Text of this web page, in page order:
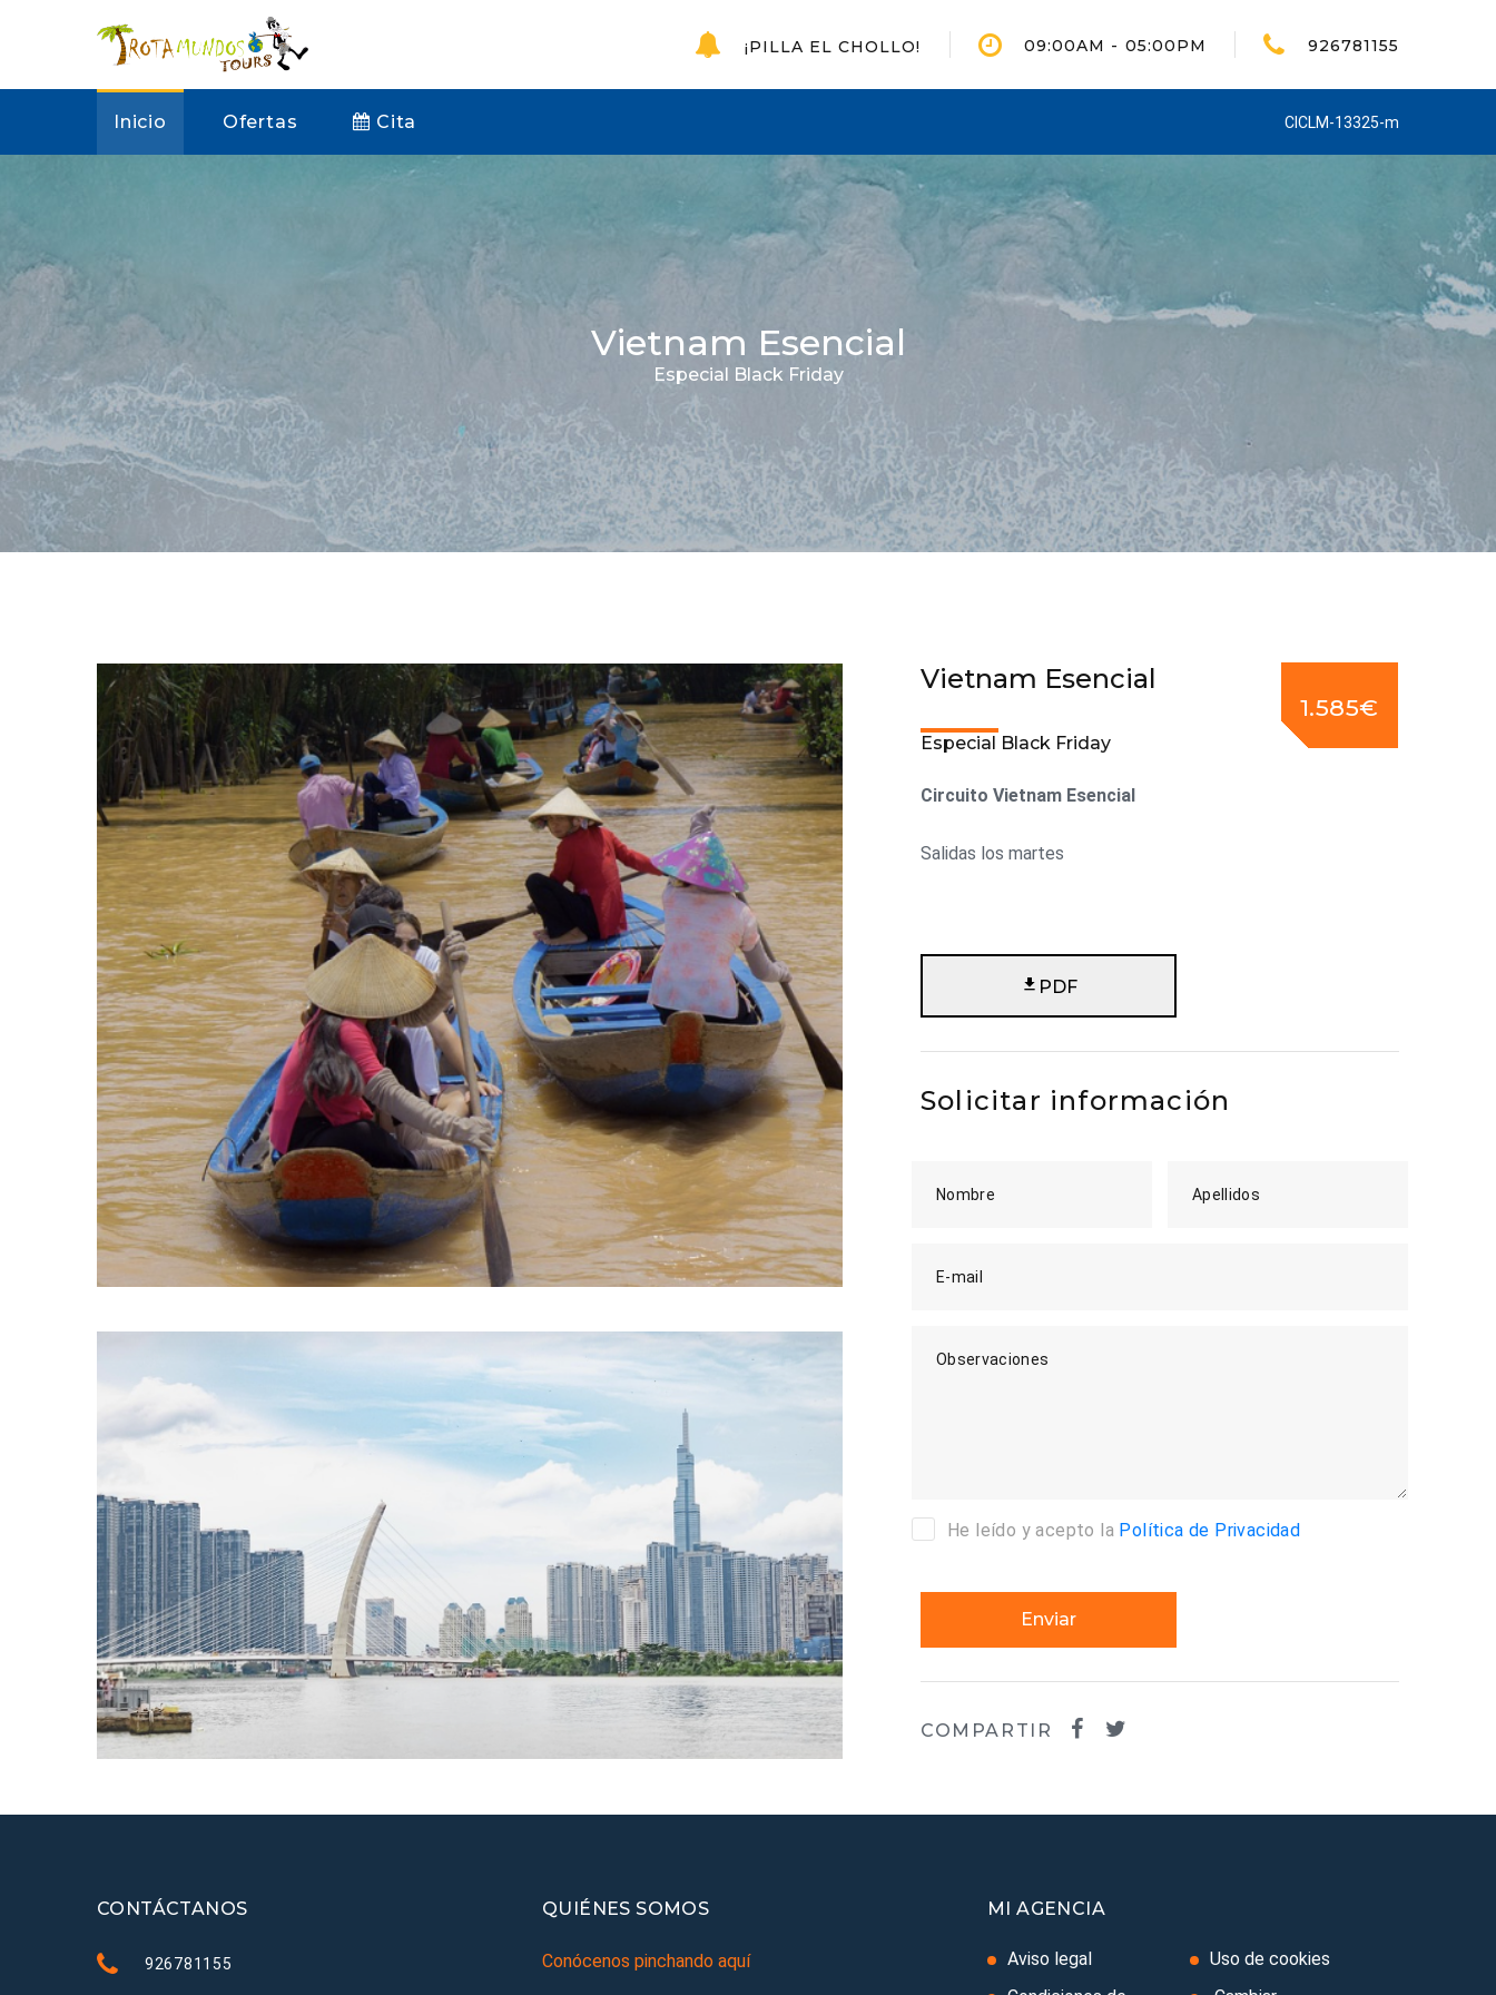
¡PILLA EL CHOLLO! 09:00AM - 05:00PM 926781155
CICLM-13325-m
Inicio Ofertas Cita
Vietnam Esencial
Especial Black Friday
Vietnam Esencial
Especial Black Friday
1.585€
Circuito Vietnam Esencial
Salidas los martes
PDF
Solicitar información
Nombre Apellidos
E-mail
Observaciones
He leído y acepto la Política de Privacidad
Enviar
COMPARTIR
CONTÁCTANOS
926781155
QUIÉNES SOMOS
Conócenos pinchando aquí
MI AGENCIA
Aviso legal
Uso de cookies